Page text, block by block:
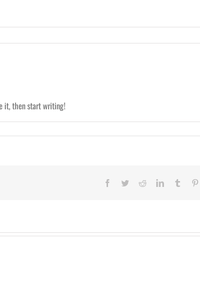
it, then start writing!
Facebook
TwitterRedditLinkedInTumblr